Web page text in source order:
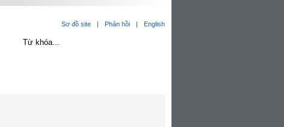
Sơ đồ site | Phản hồi | English